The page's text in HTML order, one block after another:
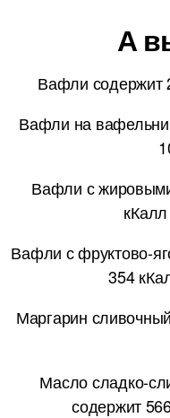
А
Вафли содержит
Вафли на
Вафли с
Вафли с фруктово-
354
Маргарин
Масло сладко-
содержит